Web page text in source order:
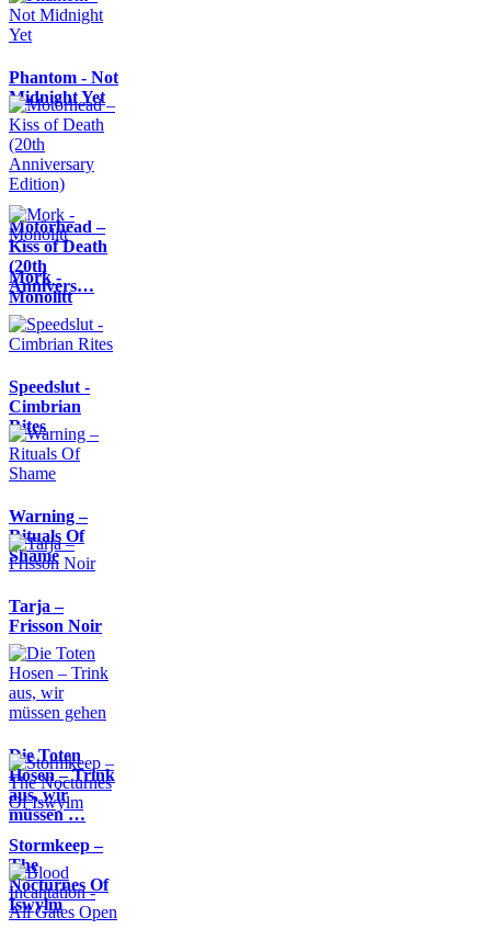
Phantom - Not
Midnight Yet
Motörhead –
Kiss of Death
(20th
Annivers…
Mork -
Monolitt
Speedslut -
Cimbrian
Rites
Warning –
Rituals Of
Shame
Tarja –
Frisson Noir
Die Toten
Hosen – Trink
aus, wir
müssen …
Stormkeep –
The
Nocturnes Of
Iswylm